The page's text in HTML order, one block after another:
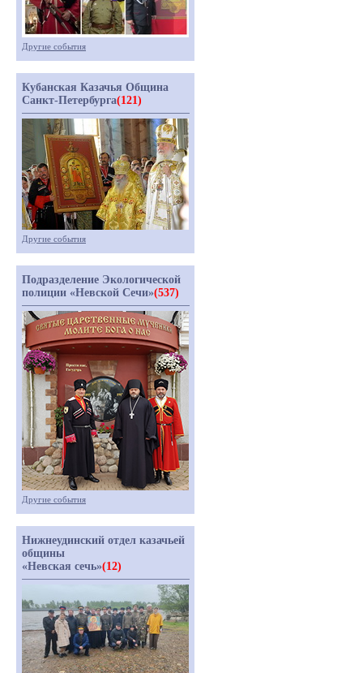
Другие события
Кубанская Казачья Община
Санкт-Петербурга(121)
Другие события
Подразделение Экологической
полиции «Невской Сечи»(537)
Другие события
Нижнеудинский отдел казачьей
общины
«Невская сечь»(12)